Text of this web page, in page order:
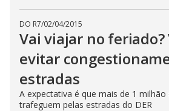
DO R7/02/04/2015
Vai viajar no feriado?
evitar
estradas
A expectativa é que mais de 1 milhão
trafeguem pelas estradas do DER